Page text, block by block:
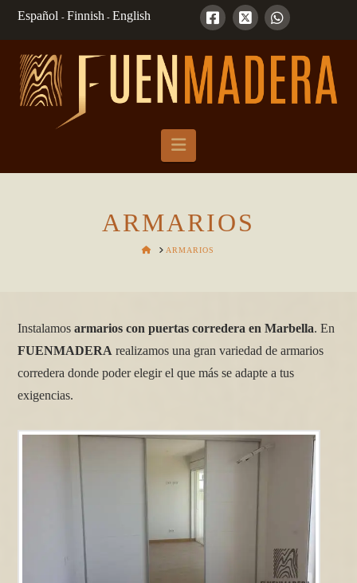
Español- Finnish - English
Navigation
ARMARIOS
HOMEARMARIOS
Instalamosarmarios con puertas corredera en Marbella. En
FUENMADERArealizamos una gran variedad de armarios
corredera donde poder elegir el que más se adapte a tus
exigencias.